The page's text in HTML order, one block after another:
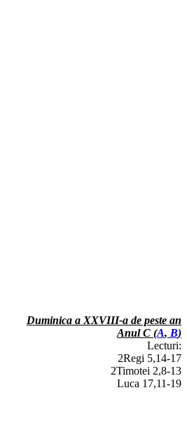
Duminica a XXVIII-a de peste an
Anul C (A, B)
Lecturi:
2Regi 5,14-17
2Timotei 2,8-13
Luca 17,11-19